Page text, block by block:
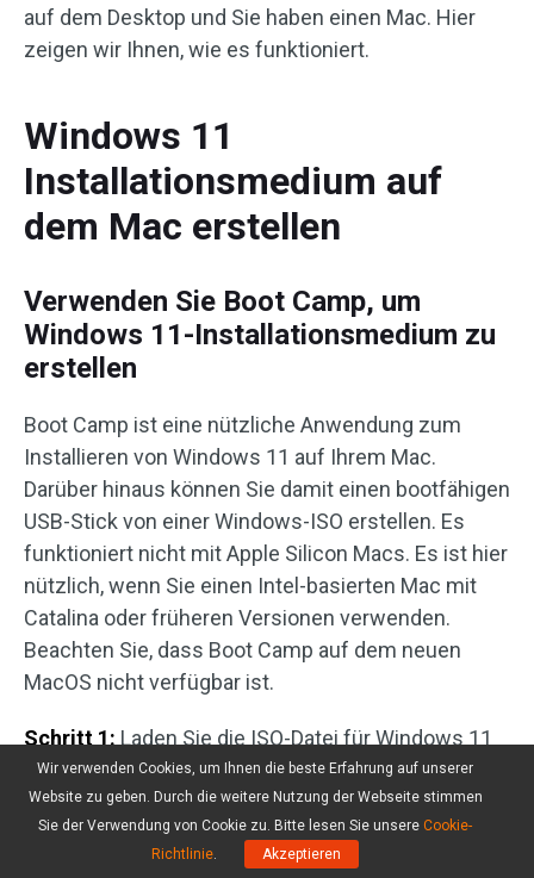
auf dem Desktop und Sie haben einen Mac. Hier
zeigen wir Ihnen, wie es funktioniert.
Windows 11
Installationsmedium auf
dem Mac erstellen
Verwenden Sie Boot Camp, um
Windows 11-Installationsmedium zu
erstellen
Boot Camp ist eine nützliche Anwendung zum
Installieren von Windows 11 auf Ihrem Mac.
Darüber hinaus können Sie damit einen bootfähigen
USB-Stick von einer Windows-ISO erstellen. Es
funktioniert nicht mit Apple Silicon Macs. Es ist hier
nützlich, wenn Sie einen Intel-basierten Mac mit
Catalina oder früheren Versionen verwenden.
Beachten Sie, dass Boot Camp auf dem neuen
MacOS nicht verfügbar ist.
Schritt 1: Laden Sie die ISO-Datei für Windows 11
herunter, indem Sie die Windows 11-Seite wie oben
gezeigt besuchen.
Starten Sie die Boot Camp Assistant-App,
Wir verwenden Cookies, um Ihnen die beste Erfahrung auf unserer
Website zu geben. Durch die weitere Nutzung der Webseite stimmen
Sie der Verwendung von Cookie zu. Bitte lesen Sie unsere Cookie-
Richtlinie. Akzeptieren